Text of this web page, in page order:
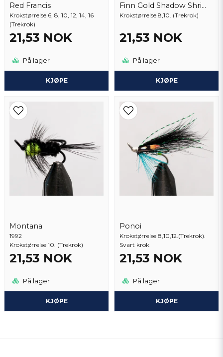
Red Francis
Krokstørrelse 6, 8, 10, 12, 14, 16
(Trekrok)
21,53 NOK
På lager
KJØPE
Finn Gold Shadow Shrimp
Krokstørrelse 8,10. (Trekrok)
21,53 NOK
På lager
KJØPE
Montana
1992
Krokstørrelse 10. (Trekrok)
21,53 NOK
På lager
KJØPE
Ponoi
Krokstørrelse 8,10,12.(Trekrok).
Svart krok
21,53 NOK
På lager
KJØPE
Send spørsmål